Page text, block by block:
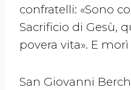
confratelli: «Sono
Sacrificio di Gesù,
povera vita». E
San Giovanni